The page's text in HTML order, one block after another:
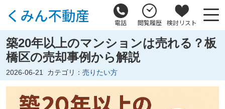
電話 閲覧履歴 検討リスト
築20年以上のマンションは売れる？板
橋区の売却事例から解説
2026-06-21 カテゴリ： 売りたい方